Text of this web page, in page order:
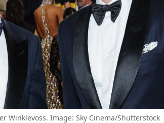
Winklevoss. Image: Sky Cinema/Shutterstock